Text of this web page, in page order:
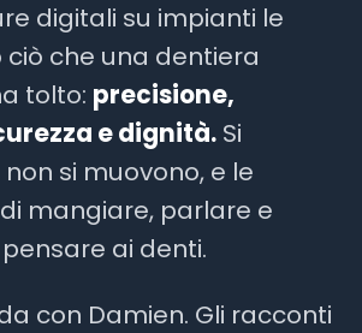
digitali su impianti le
che una dentiera
tolto: precisione,
e dignità. Si
si muovono, e le
mangiare, parlare e
ai denti.
con Damien. Gli racconti